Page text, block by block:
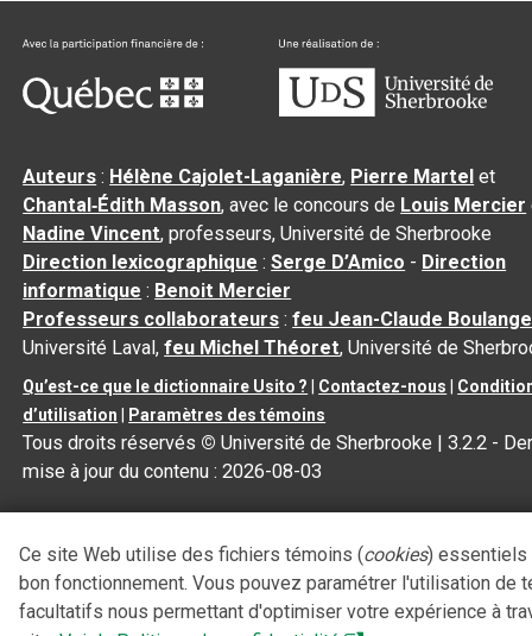
Auteurs : Hélène Cajolet-Laganière, Pierre Martel et
Chantal‑Édith Masson, avec le concours de Louis Mercier
Nadine Vincent, professeurs, Université de Sherbrooke
Direction lexicographique :Serge D’Amico - Direction
informatique : Benoit Mercier
Professeurs collaborateurs :feu Jean-Claude
Université Laval,feu Michel Théoret, Université de
Qu’est-ce que le dictionnaire Usito ? Contactez-nous
d’utilisation
Paramètres des témoins
Tous droits réservés © Université de Sherbrooke |3.2.2 -
mise à jour du contenu :2026-08-03
Ce site Web utilise des fichiers témoins (cookies) essentiels
bon fonctionnement. Vous pouvez paramétrer l'utilisation de
facultatifs nous permettant d'optimiser votre expérience à